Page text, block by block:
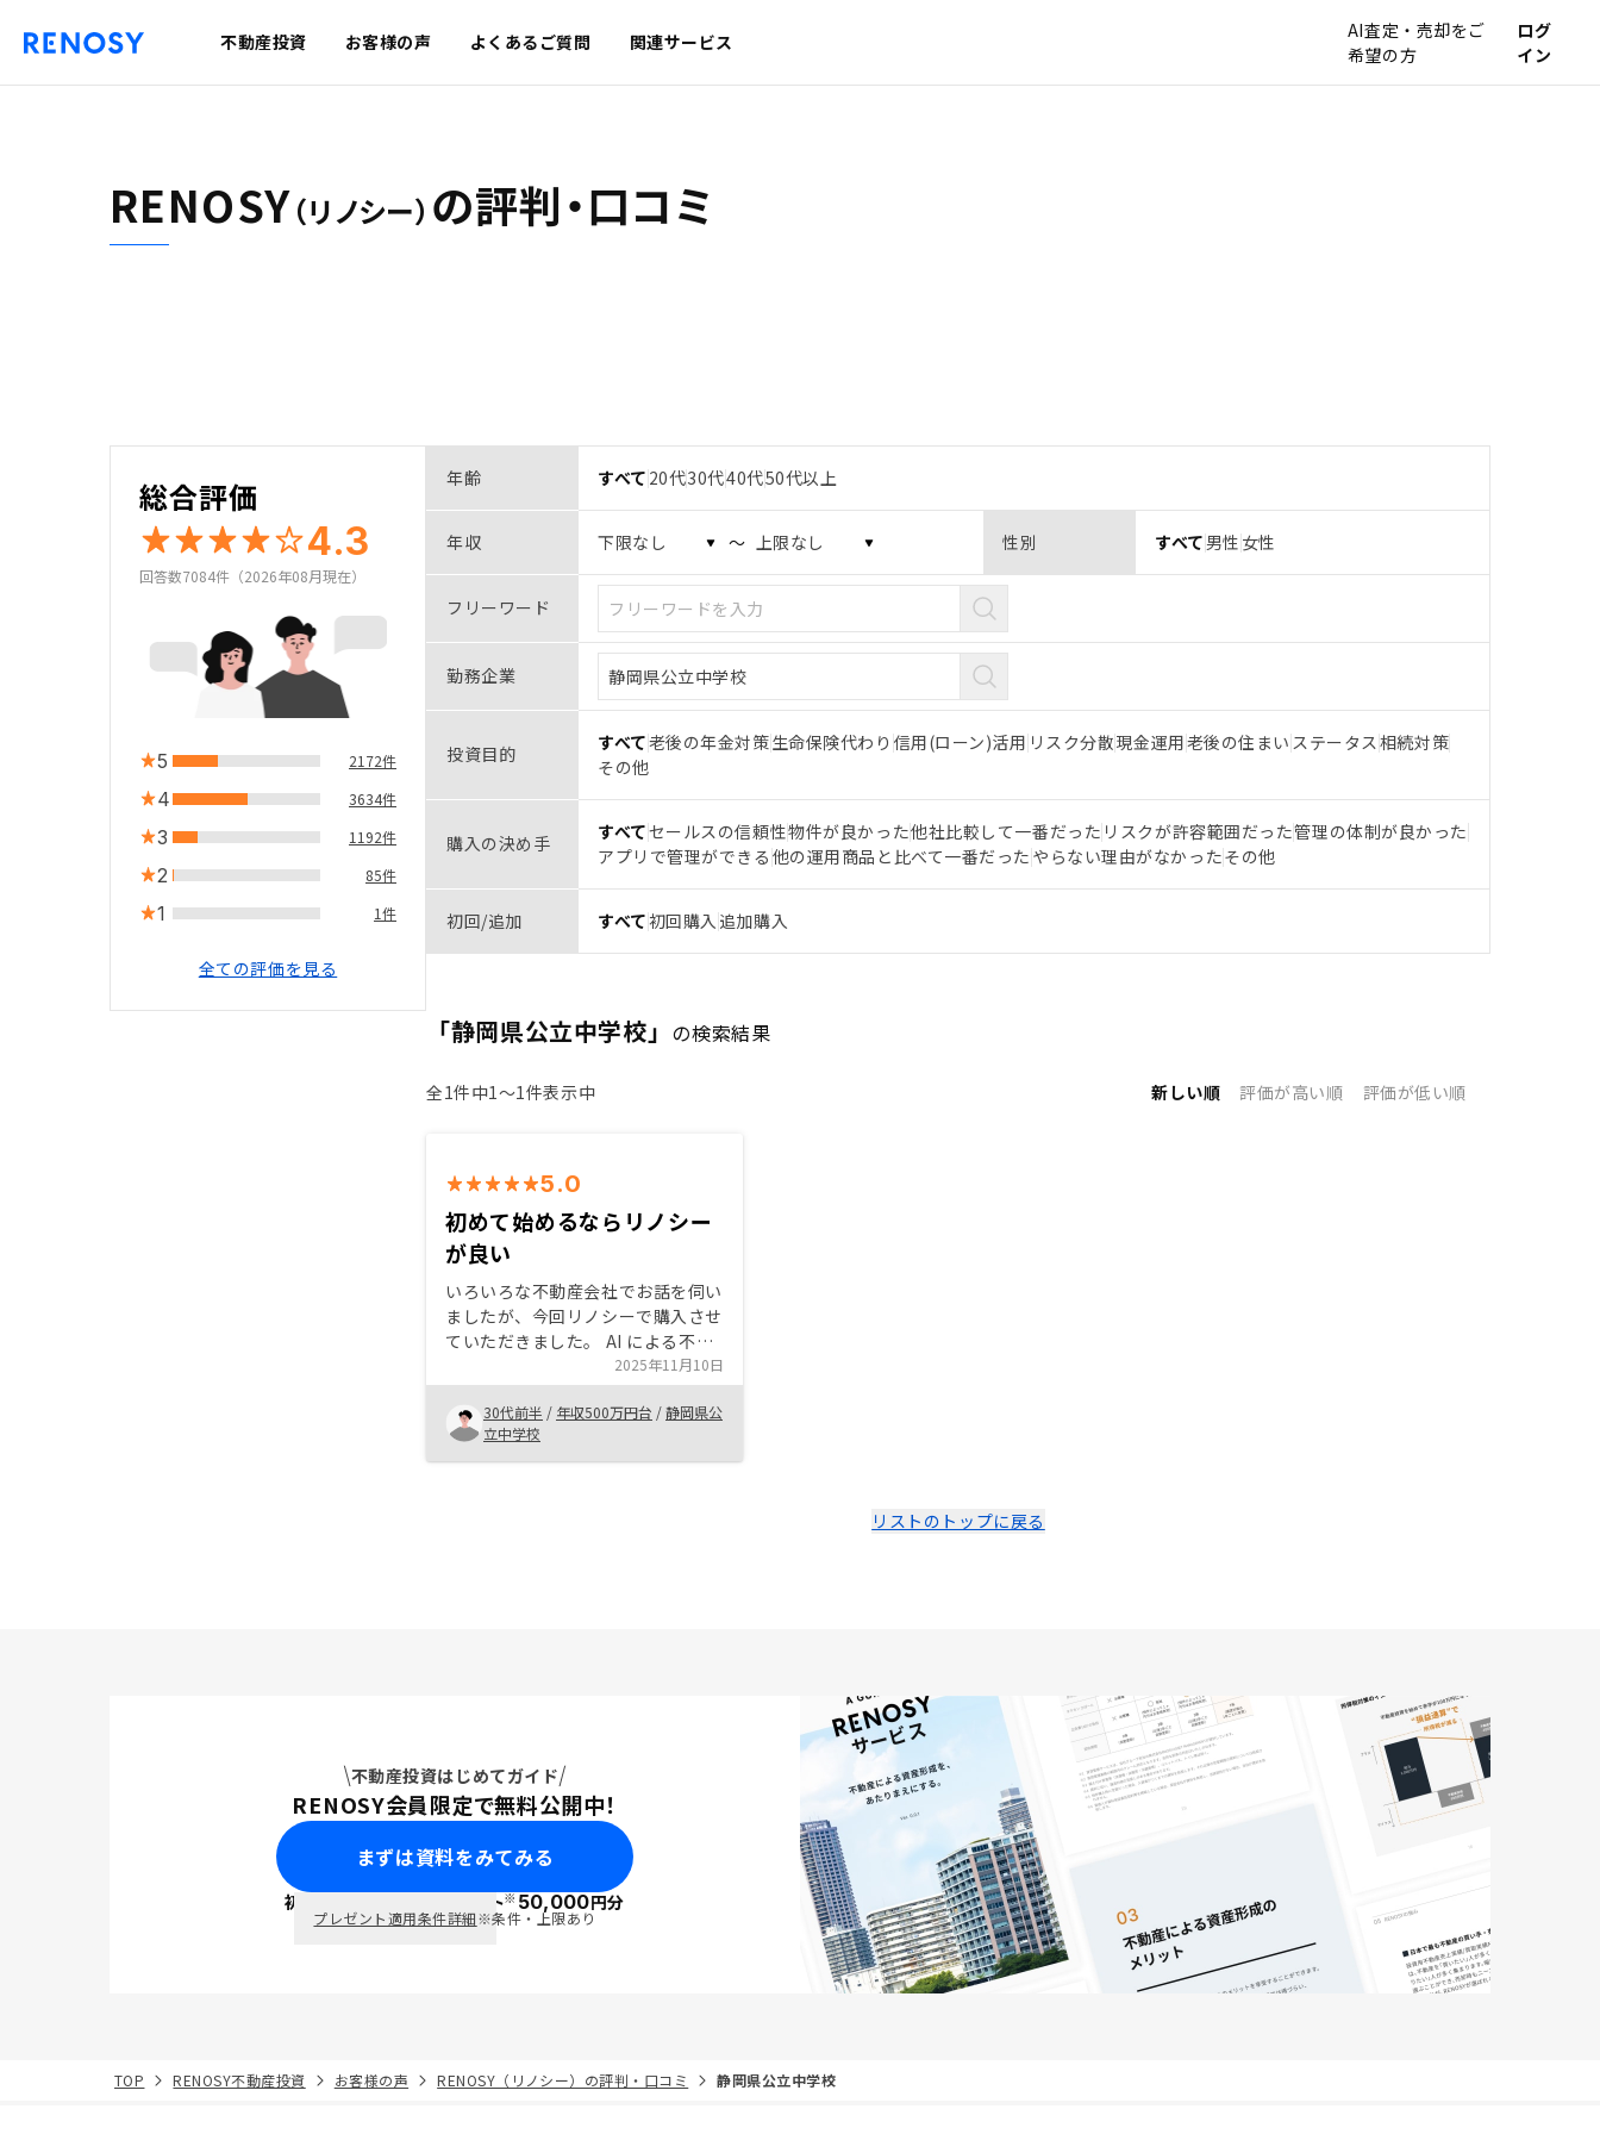
不動産投資 お客様の声 よくあるご質問 関連サービス
AI査定・売却をご
希望の方
ログ
イン
RENOSY（リノシー） の評判・口コミ
総合評価
4.3
回答数7084件（2026年08月現在）
5 2172件
4 3634件
3 1192件
2 85件
1 1件
全ての評価を見る
年齢 すべて 20代30代40代50代以上
年収 〜 性別 すべて 男性 女性
フリーワード
勤務企業
投資目的 すべて老後の年金対策生命保険代わり 信用(ローン)活用 リスク分散現金運用老後の住まい ステータス相続対策
その他
購入の決め手 すべてセールスの信頼性物件が良かった他社比較して一番だった リスクが許容範囲だった管理の体制が良かった
アプリで管理ができる 他の運用商品と比べて一番だった やらない理由がなかったその他
初回/追加 すべて初回購入 追加購入
「静岡県公立中学校」 の検索結果
全1件中1〜1件表示中 新しい順 評価が高い順 評価が低い順
5.0
初めて始めるならリノシー
が良い
いろいろな不動産会社でお話を伺い
ましたが、今回リノシーで購入させ
ていただきました。 AI による不動
産選択などはどの会社でもあると思
うのですが、今回の決め手はネオイ
ンカムプランでした。 色々な保障
があり、さらに物件売却時には除く
ことができる。予定外の出費が出な
2025年11月10日
30代前半 / 年収500万円台 /静岡県公
立中学校
リストのトップに戻る
不動産投資はじめてガイド
RENOSY会員限定で無料公開中！
まずは資料をみてみる
初回面談で ポイント※50,000円分
プレゼント適用条件詳細※条件・上限あり
TOP RENOSY不動産投資 お客様の声 RENOSY（リノシー）の評判・口コミ 静岡県公立中学校